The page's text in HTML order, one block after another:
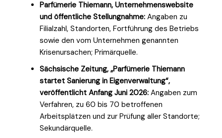
Parfümerie Thiemann, Unternehmenswebsite
und öffentliche Stellungnahme: Angaben zu
Filialzahl, Standorten, Fortführung des Betriebs
sowie den vom Unternehmen genannten
Krisenursachen; Primärquelle.
Sächsische Zeitung, „Parfümerie Thiemann
startet Sanierung in Eigenverwaltung“,
veröffentlicht Anfang Juni 2026: Angaben zum
Verfahren, zu 60 bis 70 betroffenen
Arbeitsplätzen und zur Prüfung aller Standorte;
Sekundärquelle.